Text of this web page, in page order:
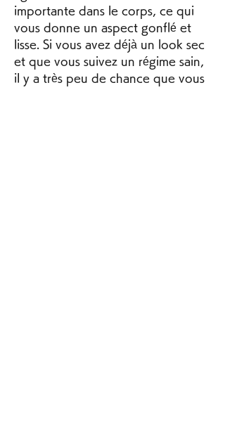
importante dans le corps, ce qui
vous donne un aspect gonflé et
lisse. Si vous avez déjà un look sec
et que vous suivez un régime sain,
il y a très peu de chance que vous